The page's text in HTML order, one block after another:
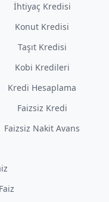
İhtiyaç Kredisi
Konut Kredisi
Taşıt Kredisi
Kobi Kredileri
Kredi Hesaplama
Faizsiz Kredi
Faizsiz Nakit Avans